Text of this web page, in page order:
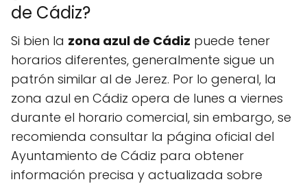
de Cádiz?
Si bien la zona azul de Cádiz puede tener
horarios diferentes, generalmente sigue un
patrón similar al de Jerez. Por lo general, la
zona azul en Cádiz opera de lunes a viernes
durante el horario comercial, sin embargo, se
recomienda consultar la página oficial del
Ayuntamiento de Cádiz para obtener
información precisa y actualizada sobre